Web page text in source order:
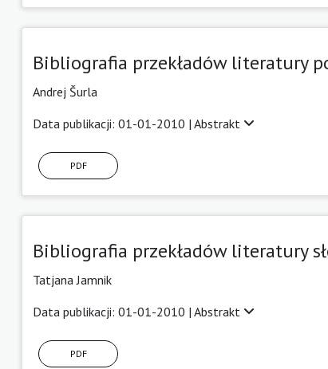
Bibliografia przekładów literatury
Andrej Šurla
Data publikacji: 01-01-2010 | Abstrakt
PDF
Bibliografia przekładów literatury
Tatjana Jamnik
Data publikacji: 01-01-2010 | Abstrakt
PDF